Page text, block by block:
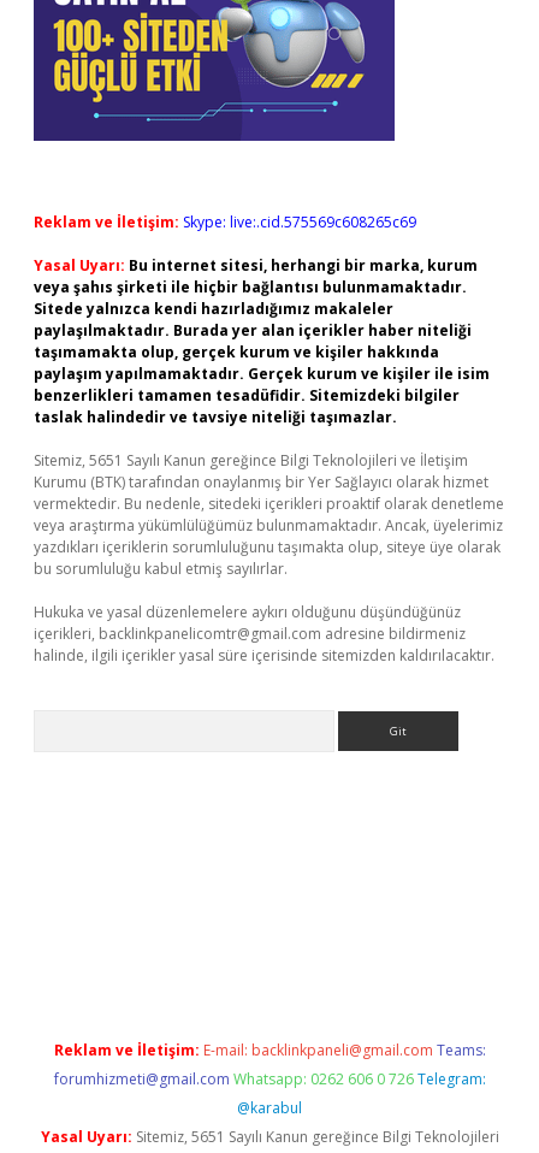
Reklam ve İletişim: Skype: live:.cid.575569c608265c69
Yasal Uyarı: Bu internet sitesi, herhangi bir marka, kurum
veya şahıs şirketi ile hiçbir bağlantısı bulunmamaktadır.
Sitede yalnızca kendi hazırladığımız makaleler
paylaşılmaktadır. Burada yer alan içerikler haber niteliği
taşımamakta olup, gerçek kurum ve kişiler hakkında
paylaşım yapılmamaktadır. Gerçek kurum ve kişiler ile isim
benzerlikleri tamamen tesadüfidir. Sitemizdeki bilgiler
taslak halindedir ve tavsiye niteliği taşımazlar.
Sitemiz, 5651 Sayılı Kanun gereğince Bilgi Teknolojileri ve İletişim
Kurumu (BTK) tarafından onaylanmış bir Yer Sağlayıcı olarak hizmet
vermektedir. Bu nedenle, sitedeki içerikleri proaktif olarak denetleme
veya araştırma yükümlülüğümüz bulunmamaktadır. Ancak, üyelerimiz
yazdıkları içeriklerin sorumluluğunu taşımakta olup, siteye üye olarak
bu sorumluluğu kabul etmiş sayılırlar.
Hukuka ve yasal düzenlemelere aykırı olduğunu düşündüğünüz
içerikleri, backlinkpanelicomtr@gmail.com adresine bildirmeniz
halinde, ilgili içerikler yasal süre içerisinde sitemizden kaldırılacaktır.
Reklam ve İletişim: E-mail: backlinkpaneli@gmail.com Teams:
forumhizmeti@gmail.com Whatsapp: 0262 606 0 726 Telegram:
@karabul
Yasal Uyarı: Sitemiz, 5651 Sayılı Kanun gereğince Bilgi Teknolojileri